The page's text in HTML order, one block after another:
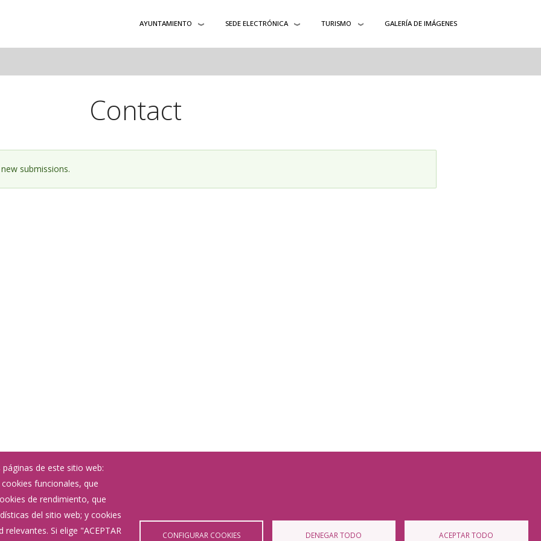
AYUNTAMIENTO SEDE ELECTRÓNICA TURISMO GALERÍA DE IMÁGENES
Contact
submissions.
de este sitio web:
funcionales, que
de rendimiento, que
del sitio web; y cookies
Si elige "ACEPTAR
CONFIGURAR COOKIES DENEGAR TODO ACEPTAR TODO
Corporación Municipal
Teléfonos de interés